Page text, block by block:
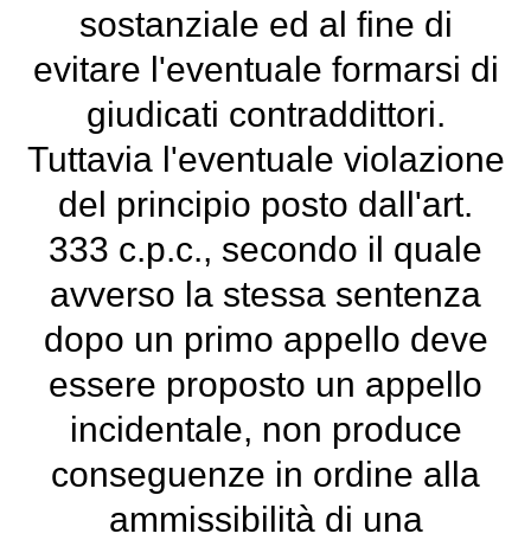
sostanziale ed al fine di
evitare l'eventuale formarsi di
giudicati contraddittori.
Tuttavia l'eventuale violazione
del principio posto dall'art.
333 c.p.c., secondo il quale
avverso la stessa sentenza
dopo un primo appello deve
essere proposto un appello
incidentale, non produce
conseguenze in ordine alla
ammissibilità di una